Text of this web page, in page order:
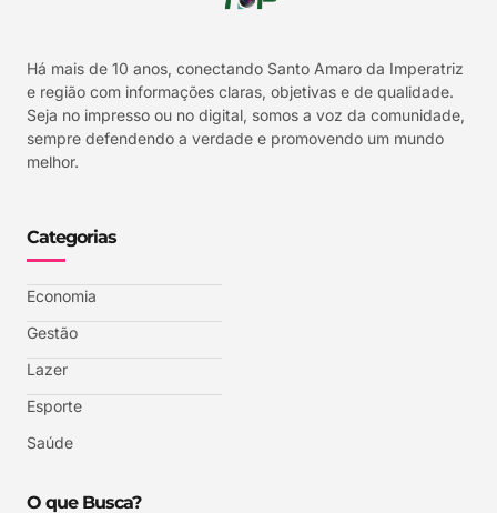
Há mais de 10 anos, conectando Santo Amaro da Imperatriz
e região com informações claras, objetivas e de qualidade.
Seja no impresso ou no digital, somos a voz da comunidade,
sempre defendendo a verdade e promovendo um mundo
melhor.
Categorias
Economia
Gestão
Lazer
Esporte
Saúde
O que Busca?